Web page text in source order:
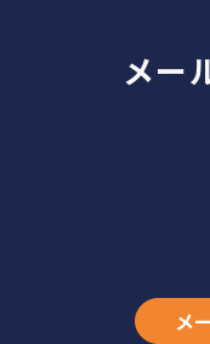
メー
メ